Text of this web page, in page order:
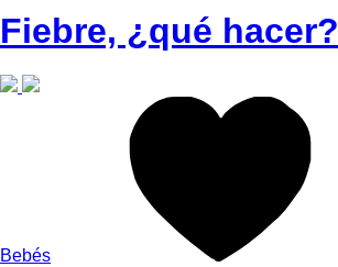
Fiebre, ¿qué hacer?
Bebés